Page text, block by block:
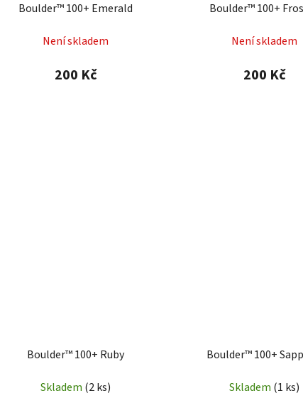
Boulder™ 100+ Emerald
Není skladem
200 Kč
Boulder™ 100+
Není skladem
200 Kč
Boulder™ 100+ Ruby
Skladem (2 ks)
Boulder™ 100+
Skladem (1 ks)